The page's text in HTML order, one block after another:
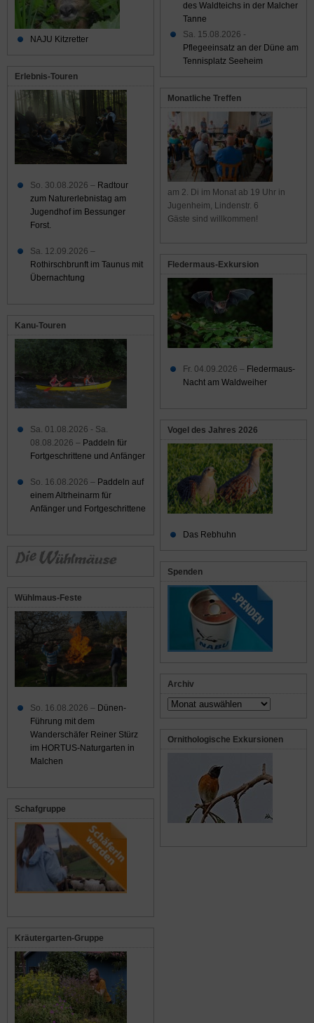
des Waldteichs in der Malcher
Tanne
Sa. 15.08.2026 -
Pflegeeinsatz an der Düne am
Tennisplatz Seeheim
Monatliche Treffen
am 2. Di im Monat ab 19 Uhr in
Jugenheim, Lindenstr. 6
Gäste sind willkommen!
Fledermaus-Exkursion
Fr. 04.09.2026 – Fledermaus-
Nacht am Waldweiher
Vogel des Jahres 2026
Das Rebhuhn
Spenden
Archiv
Archiv
Ornithologische Exkursionen
NAJU Kitzretter
Erlebnis-Touren
So. 30.08.2026 – Radtour
zum Naturerlebnistag am
Jugendhof im Bessunger
Forst.
Sa. 12.09.2026 –
Rothirschbrunft im Taunus mit
Übernachtung
Kanu-Touren
Sa. 01.08.2026 - Sa.
08.08.2026 – Paddeln für
Fortgeschrittene und Anfänger
So. 16.08.2026 – Paddeln auf
einem Altrheinarm für
Anfänger und Fortgeschrittene
Wühlmaus-Feste
So. 16.08.2026 – Dünen-
Führung mit dem
Wanderschäfer Reiner Stürz
im HORTUS-Naturgarten in
Malchen
Schafgruppe
Kräutergarten-Gruppe